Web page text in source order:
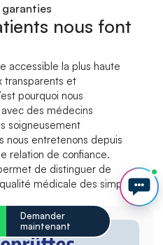
nous font
accessible la plus haute
transparents et
pourquoi nous
des médecins
soigneusement
nous entretenons depuis
relation de confiance.
de distinguer de
médicale des simples
Demander
maintenant